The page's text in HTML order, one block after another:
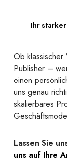
Ihr
Ob
Publisher –
einen
uns genau
skalierbares
Lassen Sie
uns auf Ihre